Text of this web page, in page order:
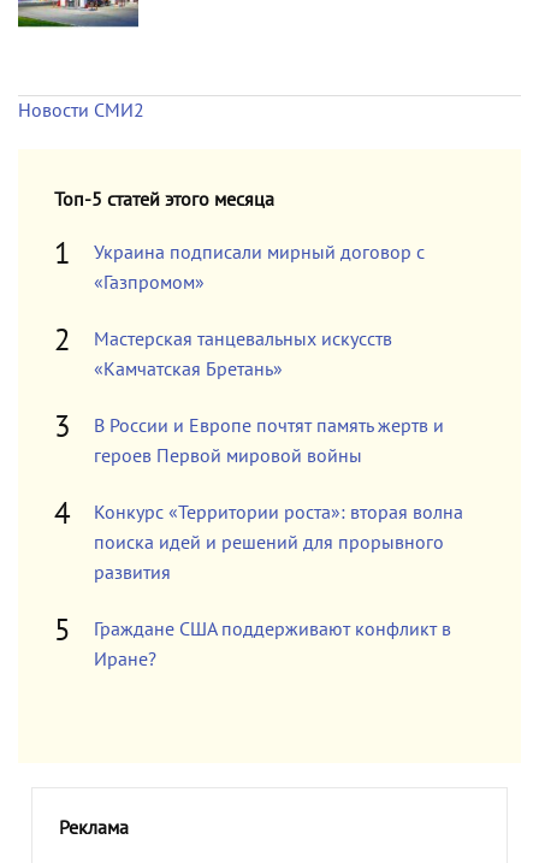
Новости СМИ2
Топ-5 статей этого месяца
Украина подписали мирный договор с
«Газпромом»
Мастерская танцевальных искусств
«Камчатская Бретань»
В России и Европе почтят память жертв и
героев Первой мировой войны
Конкурс «Территории роста»: вторая волна
поиска идей и решений для прорывного
развития
Граждане США поддерживают конфликт в
Иране?
Реклама